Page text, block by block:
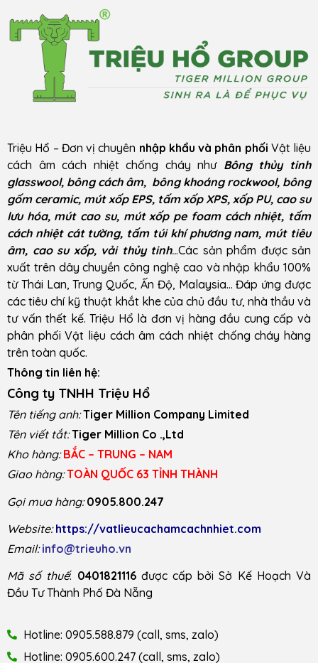
Triệu Hổ – Đơn vị chuyên nhập khẩu và phân phối Vật liệu
cách âm cách nhiệt chống cháy như Bông thủy tinh
glasswool, bông cách âm, bông khoáng rockwool, bông
gốm ceramic, mút xốp EPS, tấm xốp XPS, xốp PU, cao su
lưu hóa, mút cao su, mút xốp pe foam cách nhiệt, tấm
cách nhiệt cát tường, tấm túi khí phương nam, mút tiêu
âm, cao su xốp, vải thủy tinh...Các sản phẩm được sản
xuất trên dây chuyền công nghệ cao và nhập khẩu 100%
từ Thái Lan, Trung Quốc, Ấn Độ, Malaysia… Đáp ứng được
các tiêu chí kỹ thuật khắt khe của chủ đầu tư, nhà thầu và
tư vấn thết kế. Triệu Hổ là đơn vị hàng đầu cung cấp và
phân phối Vật liệu cách âm cách nhiệt chống cháy hàng
trên toàn quốc.
Thông tin liên hệ:
Công ty TNHH Triệu Hổ
Tên tiếng anh: Tiger Million Company Limited
Tên viết tắt: Tiger Million Co .,Ltd
Kho hàng: BẮC – TRUNG – NAM
Giao hàng: TOÀN QUỐC 63 TỈNH THÀNH
Gọi mua hàng: 0905.800.247
Website: https://vatlieucachamcachnhiet.com
Email: info@trieuho.vn
Mã số thuế: 0401821116được cấp bởi Sở Kế Hoạch Và
Đầu Tư Thành Phố Đà Nẵng
Hotline: 0905.588.879 (call, sms, zalo)
Hotline: 0905.600.247 (call, sms, zalo)